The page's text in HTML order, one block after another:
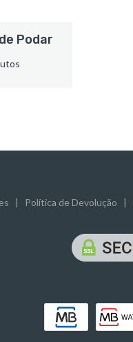
Podar
| Política de Devolução |